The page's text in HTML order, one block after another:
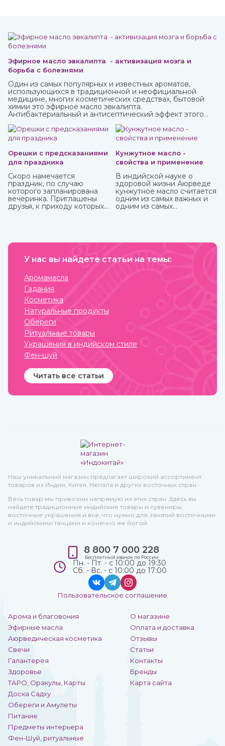
Эфирное масло эвкалипта - активизация мозга и
борьба с болезнями
Один из самых популярных и известных ароматов,
использующихся в традиционной и неофициальной
медицине, многих косметических средствах, бытовой
химии это эфирное масло эвкалипта.
Антибактериальный и антисептический эффект этого
известен очень давно.
Орешки с предсказаниями
для праздника
Скоро намечается
праздник, по случаю
которого запланирована
вечеринка. Приглашены
друзья, к приходу которых
дорогим шампанским для
любой вкус. И все же чего-
Это интересного и
необычного развлечения,
которое должно прийтись
по нраву всем.
Кунжутное масло -
свойства и применение
В индийской науке о
здоровой жизни Аюрведе
кунжутное масло считается
одним из самых важных и
одним из самых
применения.
У нас вы найдете статьи на темы:
Аромамасла
Гадания
Косметика
Натуральные продукты
Обереги
Ритуальные товары
Украшения в индийском стиле
Фен-шуй
Читать все статьи
Наш уникальный магазин предлагает широкий ассортимент
товаров из Индии, Китая, Непала и других восточных стран.
Весь товар мы привозим напрямую из этих стран. Здесь вы
найдете традиционные индийские товары и сувениры,
восточные украшения и все, что нужно для занятий восточными
и индийскими танцами и конечно же йогой.
Арома и благовония
Эфирные масла
Аюрведическая косметика
Свечи
Галантерея
Здоровье
ТАРО, Оракулы, Карты
Доска Садху
Обереги и Амулеты
Питание
Предметы интерьера
Фен-Шуй, ритуальные
О магазине
Оплата и доставка
Отзывы
Статьи
Контакты
Бренды
Карта сайта
8 800 7 000 228
Бесплатный звонок по России
Пн. - Пт. - с 10:00 до 19:30
Сб. - Вс. - с 10:00 до 17:00
Пользовательское соглашение